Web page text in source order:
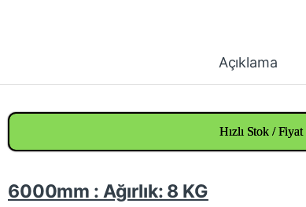
Açıklama
Hızlı Stok /
6000mm : Ağırlık: 8 KG